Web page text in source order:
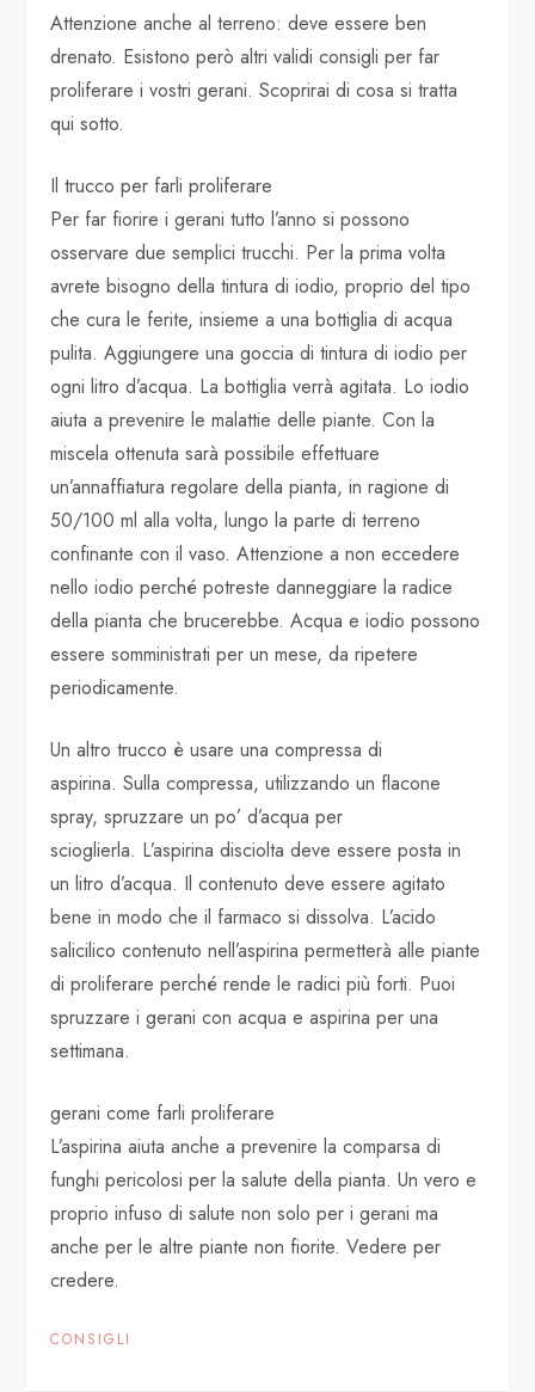
Attenzione anche al terreno: deve essere ben
drenato. Esistono però altri validi consigli per far
proliferare i vostri gerani. Scoprirai di cosa si tratta
qui sotto.
Il trucco per farli proliferare
Per far fiorire i gerani tutto l’anno si possono
osservare due semplici trucchi. Per la prima volta
avrete bisogno della tintura di iodio, proprio del tipo
che cura le ferite, insieme a una bottiglia di acqua
pulita. Aggiungere una goccia di tintura di iodio per
ogni litro d’acqua. La bottiglia verrà agitata. Lo iodio
aiuta a prevenire le malattie delle piante. Con la
miscela ottenuta sarà possibile effettuare
un’annaffiatura regolare della pianta, in ragione di
50/100 ml alla volta, lungo la parte di terreno
confinante con il vaso. Attenzione a non eccedere
nello iodio perché potreste danneggiare la radice
della pianta che brucerebbe. Acqua e iodio possono
essere somministrati per un mese, da ripetere
periodicamente.
Un altro trucco è usare una compressa di
aspirina. Sulla compressa, utilizzando un flacone
spray, spruzzare un po’ d’acqua per
scioglierla. L’aspirina disciolta deve essere posta in
un litro d’acqua. Il contenuto deve essere agitato
bene in modo che il farmaco si dissolva. L’acido
salicilico contenuto nell’aspirina permetterà alle piante
di proliferare perché rende le radici più forti. Puoi
spruzzare i gerani con acqua e aspirina per una
settimana.
gerani come farli proliferare
L’aspirina aiuta anche a prevenire la comparsa di
funghi pericolosi per la salute della pianta. Un vero e
proprio infuso di salute non solo per i gerani ma
anche per le altre piante non fiorite. Vedere per
credere.
CONSIGLI